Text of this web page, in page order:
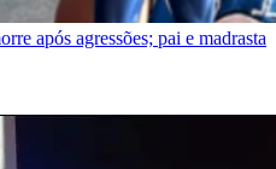
após agressões; pai e madrasta